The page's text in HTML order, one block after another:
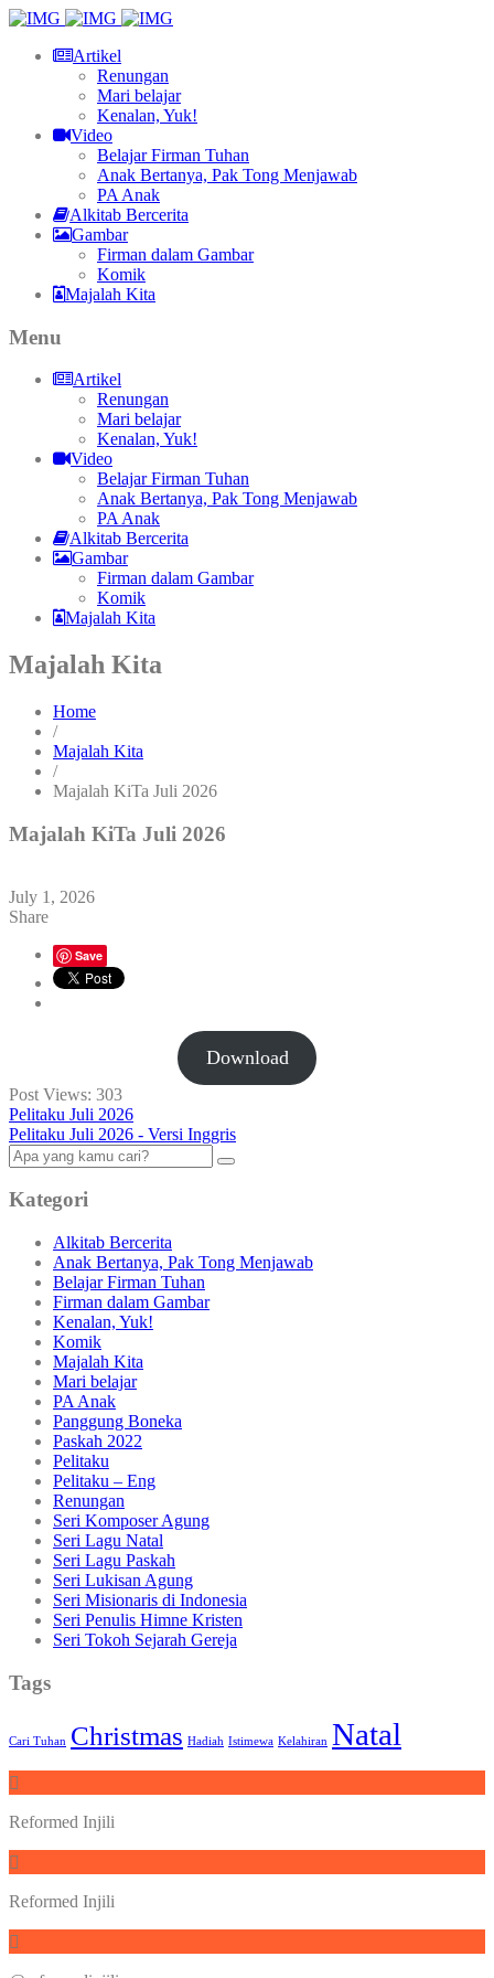
Artikel
Renungan
Mari belajar
Kenalan, Yuk!
Video
Belajar Firman Tuhan
Anak Bertanya, Pak Tong Menjawab
PA Anak
Alkitab Bercerita
Gambar
Firman dalam Gambar
Komik
Majalah Kita
Menu
Artikel
Renungan
Mari belajar
Kenalan, Yuk!
Video
Belajar Firman Tuhan
Anak Bertanya, Pak Tong Menjawab
PA Anak
Alkitab Bercerita
Gambar
Firman dalam Gambar
Komik
Majalah Kita
Majalah Kita
Home
/
Majalah Kita
/
Majalah KiTa Juli 2026
Majalah KiTa Juli 2026
July 1, 2026
Share
Save
Download
Post Views: 303
Pelitaku Juli 2026
Pelitaku Juli 2026 - Versi Inggris
Kategori
Alkitab Bercerita
Anak Bertanya, Pak Tong Menjawab
Belajar Firman Tuhan
Firman dalam Gambar
Kenalan, Yuk!
Komik
Majalah Kita
Mari belajar
PA Anak
Panggung Boneka
Paskah 2022
Pelitaku
Pelitaku – Eng
Renungan
Seri Komposer Agung
Seri Lagu Natal
Seri Lagu Paskah
Seri Lukisan Agung
Seri Misionaris di Indonesia
Seri Penulis Himne Kristen
Seri Tokoh Sejarah Gereja
Tags
Cari Tuhan Christmas Hadiah Istimewa Kelahiran Natal
Reformed Injili
Reformed Injili